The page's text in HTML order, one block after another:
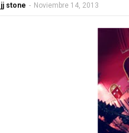
jj stone - Noviembre 14, 2013